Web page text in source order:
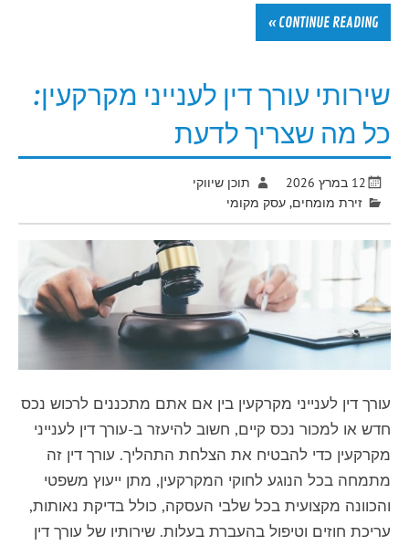
CONTINUE READING »
שירותי עורך דין לענייני מקרקעין:
כל מה שצריך לדעת
12 במרץ 2026
תוכן שיווקי
זירת מומחים,עסק מקומי
עורך דין לענייני מקרקעין בין אם אתם מתכננים לרכוש נכס
חדש או למכור נכס קיים, חשוב להיעזר ב-עורך דין לענייני
מקרקעין כדי להבטיח את הצלחת התהליך. עורך דין זה
מתמחה בכל הנוגע לחוקי המקרקעין, מתן ייעוץ משפטי
והכוונה מקצועית בכל שלבי העסקה, כולל בדיקת נאותות,
עריכת חוזים וטיפול בהעברת בעלות. שירותיו של עורך דין